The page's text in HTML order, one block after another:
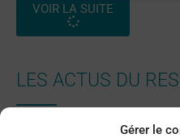
Gérer le
VOIR LA SUITE
LES ACTUS DU